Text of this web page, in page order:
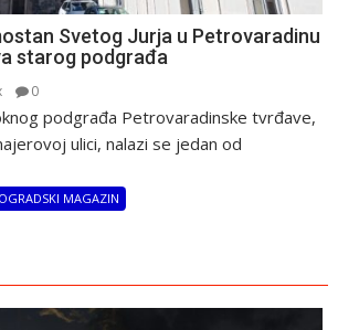
Svetog Jurja u Petrovaradinu
starog podgrađa
0
podgrađa Petrovaradinske tvrđave,
ulici, nalazi se jedan od
MAGAZIN